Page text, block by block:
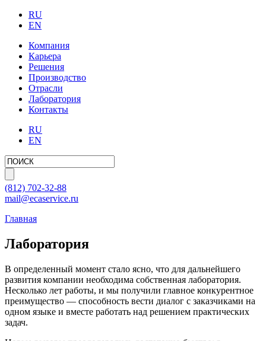
RU
EN
Компания
Карьера
Решения
Производство
Отрасли
Лаборатория
Контакты
RU
EN
(812) 702-32-88
mail@ecaservice.ru
Главная
Лаборатория
В определенный момент стало ясно, что для дальнейшего
развития компании необходима собственная лаборатория.
Несколько лет работы, и мы получили главное конкурентное
преимущество — способность вести диалог с заказчиками на
одном языке и вместе работать над решением практических
задач.